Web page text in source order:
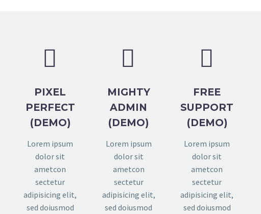


PIXEL
PERFECT
(DEMO)
Lorem ipsum
dolor sit
ametcon
sectetur
adipisicing elit,
sed doiusmod


MIGHTY
ADMIN
(DEMO)
Lorem ipsum
dolor sit
ametcon
sectetur
adipisicing elit,
sed doiusmod


FREE
SUPPORT
(DEMO)
Lorem ipsum
dolor sit
ametcon
sectetur
adipisicing elit,
sed doiusmod